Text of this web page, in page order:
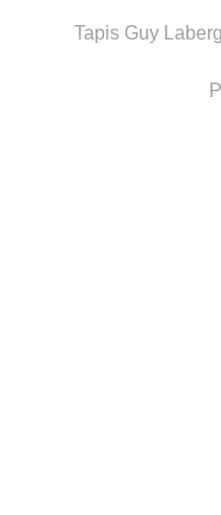
Tapis Guy